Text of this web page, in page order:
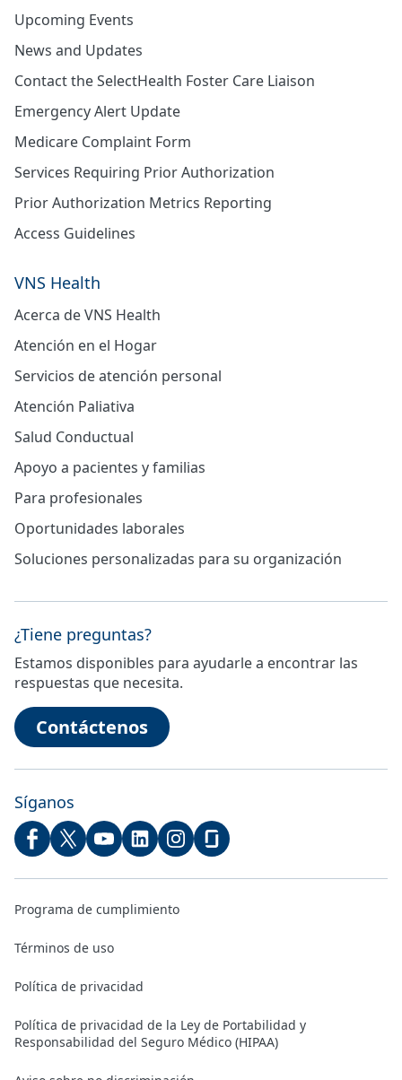
Upcoming Events
News and Updates
Contact the SelectHealth Foster Care Liaison
Emergency Alert Update
Medicare Complaint Form
Services Requiring Prior Authorization
Prior Authorization Metrics Reporting
Access Guidelines
VNS Health
Acerca de VNS Health
Atención en el Hogar
Servicios de atención personal
Atención Paliativa
Salud Conductual
Apoyo a pacientes y familias
Para profesionales
Oportunidades laborales
Soluciones personalizadas para su organización
¿Tiene preguntas?
Estamos disponibles para ayudarle a encontrar las
respuestas que necesita.
Contáctenos
Síganos
Programa de cumplimiento
Términos de uso
Política de privacidad
Política de privacidad de la Ley de Portabilidad y
Responsabilidad del Seguro Médico (HIPAA)